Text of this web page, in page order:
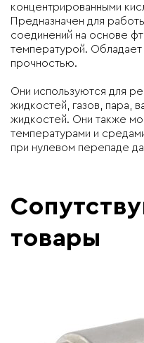
концентрированными
Предназначен для
соединений на основе
температурой.
прочностью.
Они используются для
жидкостей, газов, пара,
жидкостей. Они также
температурами и
при нулевом перепаде
товары